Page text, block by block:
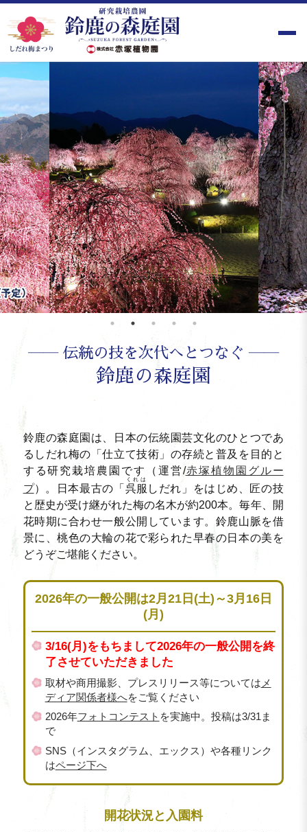
―― 伝統の技を次代へとつなぐ ――
鈴鹿の森庭園
鈴鹿の森庭園は、日本の伝統園芸文化のひとつであ
るしだれ梅の「仕立て技術」の存続と普及を目的と
する研究栽培農園です（運営/赤塚植物園グルー
プ）。日本最古の「 呉服
くれは
しだれ」をはじめ、匠の技
と歴史が受け継がれた梅の名木が約200本。毎年、開
花時期に合わせ一般公開しています。鈴鹿山脈を借
景に、桃色の大輪の花で彩られた早春の日本の美を
どうぞご堪能ください。
2026年の一般公開は2月21日(土)～3月16日
(月)
3/16(月)をもちまして2026年の一般公開を終
了させていただきました
取材や商用撮影、プレスリリース等については メ
ディア関係者様へをご覧ください
2026年フォトコンテスト を実施中。投稿は3/31ま
で
SNS（インスタグラム、エックス）や各種リンク
はページ下へ
開花状況と入園料